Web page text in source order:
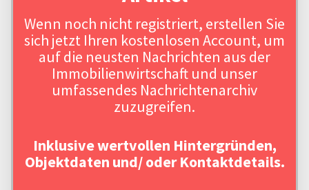
Wenn noch nicht registriert, erstellen Sie
sich jetzt Ihren kostenlosen Account, um
auf die neusten Nachrichten aus der
Immobilienwirtschaft und unser
umfassendes Nachrichtenarchiv
zuzugreifen.
Inklusive wertvollen Hintergründen,
Objektdaten und/ oder Kontaktdetails.